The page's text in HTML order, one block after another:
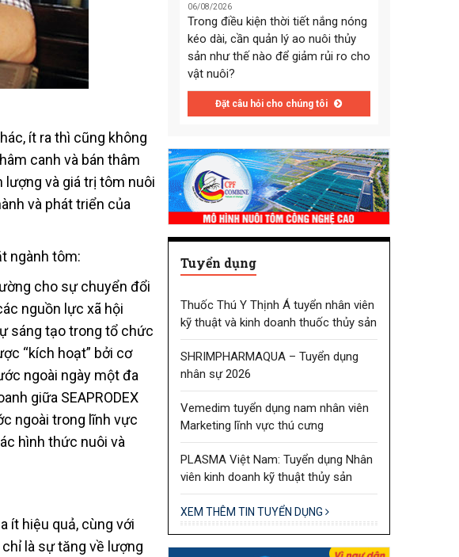
ít ra thì cũng không
canh và bán thâm
và giá trị tôm nuôi
và phát triển của
ngành tôm:
cho sự chuyển đổi
nguồn lực xã hội
sáng tạo trong tổ chức
“kích hoạt” bởi cơ
ngoài ngày một đa
giữa SEAPRODEX
ngoài trong lĩnh vực
hình thức nuôi và
ít hiệu quả, cùng với
là sự tăng về lượng
06/08/2026
Trong điều kiện thời tiết nắng nóng
kéo dài, cần quản lý ao nuôi thủy
sản như thế nào để giảm rủi ro cho
vật nuôi?
Đặt câu hỏi cho chúng tôi
Tuyển dụng
Thuốc Thú Y Thịnh Á tuyển nhân viên
kỹ thuật và kinh doanh thuốc thủy sản
SHRIMPHARMAQUA – Tuyển dụng
nhân sự 2026
Vemedim tuyển dụng nam nhân viên
Marketing lĩnh vực thú cưng
PLASMA Việt Nam: Tuyển dụng Nhân
viên kinh doanh kỹ thuật thủy sản
XEM THÊM TIN TUYỂN DỤNG